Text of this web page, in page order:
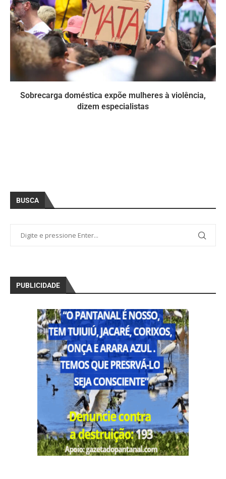
Sobrecarga doméstica expõe mulheres à violência,
dizem especialistas
BUSCA
PUBLICIDADE